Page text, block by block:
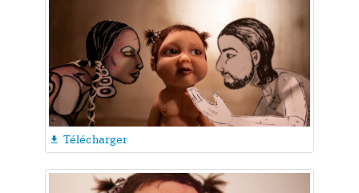
 Télécharger